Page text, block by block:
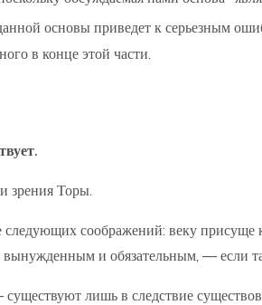
основы приведет к серьезным
в конце этой части.
зрения Торы.
соображений: веку присуще
и обязательным, — если
лишь в следствие